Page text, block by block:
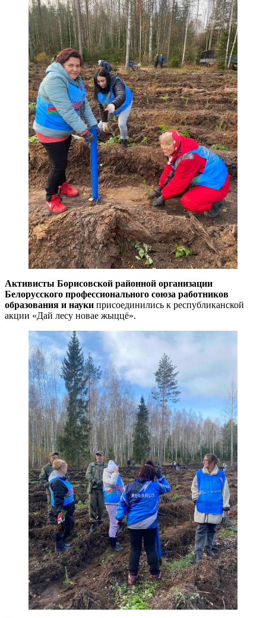
Активисты Борисовской районной организации
Белорусского профессионального союза работников
образования и науки присоединились к республиканской
акции «Дай лесу новае жыццё».